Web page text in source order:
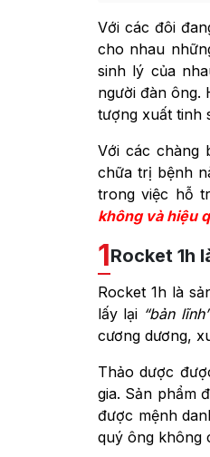
Với các đôi
cho nhau
sinh lý của
người đàn ông.
tượng xuất tinh
Với các chàng
chữa trị bệnh
trong việc hỗ
không và hiệu
1Rocket 1h
Rocket 1h là
lấy lại “bản lĩnh”
cương dương,
Thảo dược
gia. Sản phẩm
được mệnh
quý ông không